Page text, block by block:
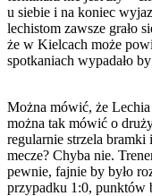
u siebie i na koniec
lechistom zawsze grało
że w Kielcach może
spotkaniach wypadało
Można mówić, że
można tak mówić o
regularnie strzela
mecze? Chyba nie.
pewnie, fajnie by było
przypadku 1:0, punktów